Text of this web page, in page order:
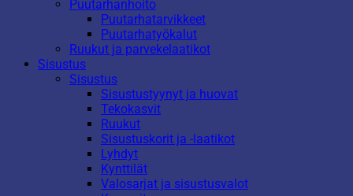
Puutarhanhoito
Puutarhatarvikkeet
Puutarhatyökalut
Ruukut ja parvekelaatikot
Sisustus
Sisustus
Sisustustyynyt ja huovat
Tekokasvit
Ruukut
Sisustuskorit ja -laatikot
Lyhdyt
Kynttilät
Valosarjat ja sisustusvalot